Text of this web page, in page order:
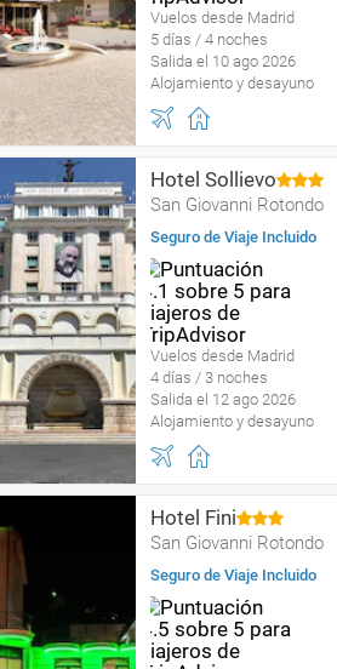
Vuelos desde Madrid
5 días / 4 noches
Salida el 10 ago 2026
Alojamiento y desayuno
Hotel Sollievo
San Giovanni Rotondo
Seguro de Viaje Incluido
Vuelos desde Madrid
4 días / 3 noches
Salida el 12 ago 2026
Alojamiento y desayuno
Hotel Fini
San Giovanni Rotondo
Seguro de Viaje Incluido